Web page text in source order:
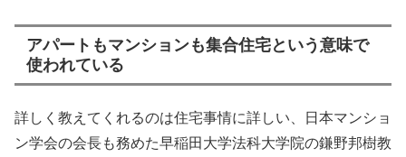
アパートもマンションも集合住宅という意味で
使われている
詳しく教えてくれるのは住宅事情に詳しい、日本マンショ
ン学会の会長も務めた早稲田大学法科大学院の鎌野邦樹教